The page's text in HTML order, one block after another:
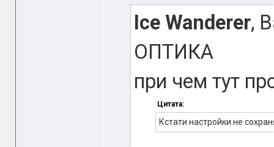
Ice Wanderer,
ОПТИКА
при чем тут
Цитата:
Кстати настройки не